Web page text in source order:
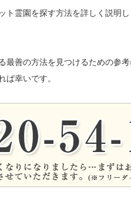
ト霊園を探す方法を詳しく説明
最善の方法を見つけるための参
ば幸いです。